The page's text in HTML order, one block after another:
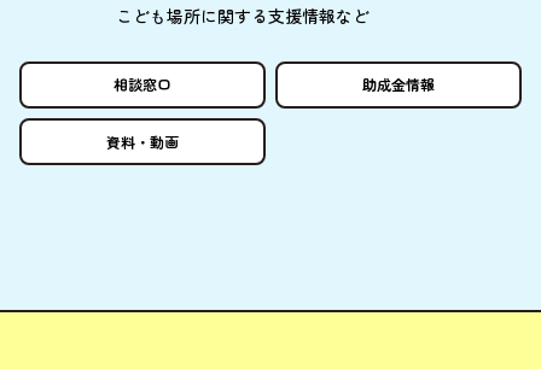
こども場所に関する支援情報など
相談窓口 助成金情報
資料 ・ 動画